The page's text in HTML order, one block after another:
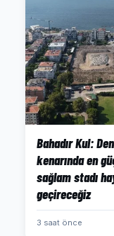
Bahadır Kul:
kenarında en
sağlam stadı
geçireceğiz
3 saat önce